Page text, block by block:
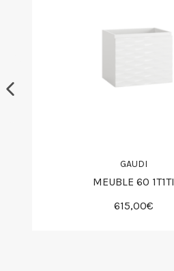
GAUDI
MEUBLE 60 1T1TI
615,00€